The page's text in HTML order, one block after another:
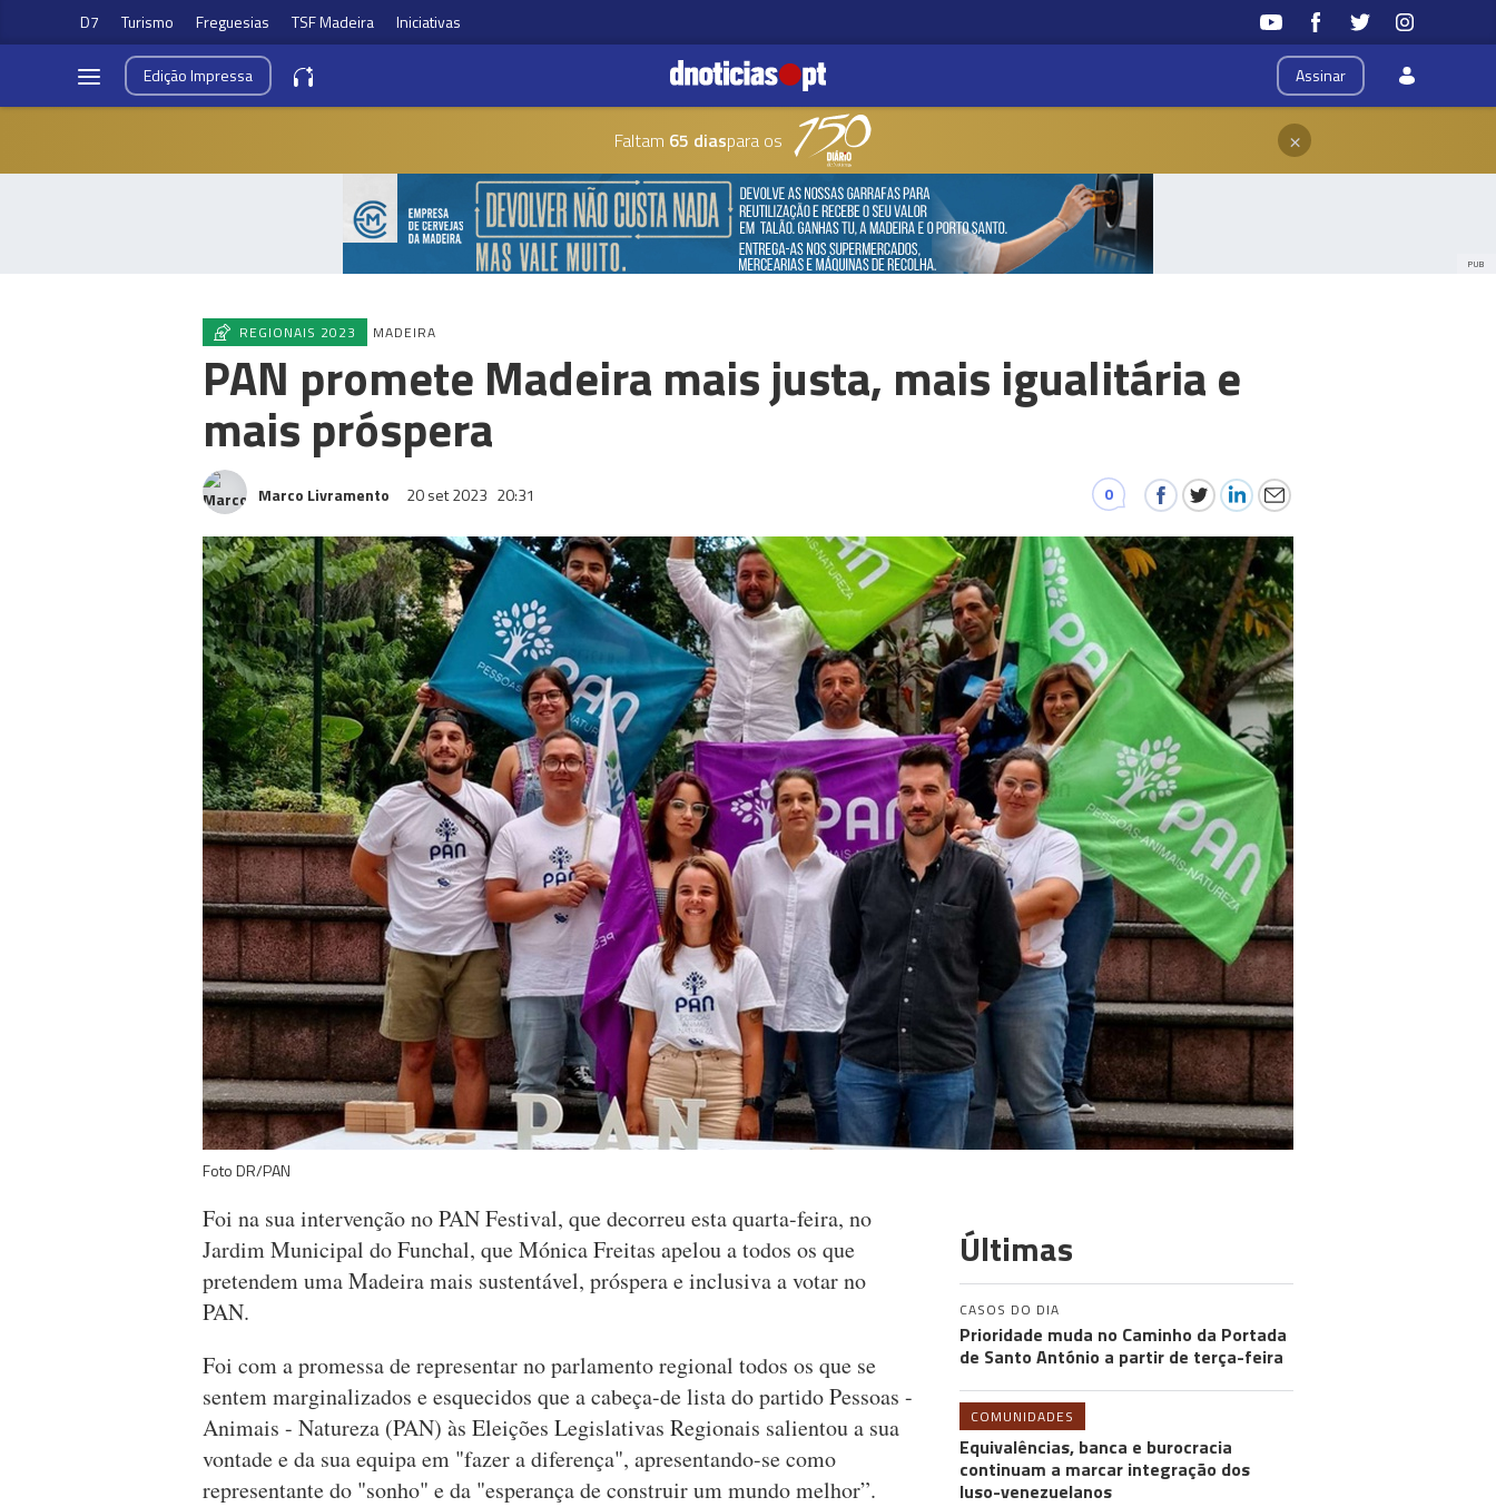
D7 Turismo Freguesias TSF Madeira Iniciativas
Assinar
EdiçãoImpressa
Faltam 65 diaspara os ×
PUB
REGIONAIS 2023 MADEIRA
PAN promete Madeira mais justa, mais igualitária e
mais próspera
Marco Livramento 20 set 2023 20:31 0
Foto DR/PAN
Foi na sua intervenção no PAN Festival, que decorreu esta quarta-feira, no
Jardim Municipal do Funchal, que Mónica Freitas apelou a todos os que
pretendem uma Madeira mais sustentável, próspera e inclusiva a votar no
PAN.
Foi com a promessa de representar no parlamento regional todos os que se
sentem marginalizados e esquecidos que a cabeça-de lista do partido Pessoas -
Animais - Natureza (PAN) às Eleições Legislativas Regionais salientou a sua
vontade e da sua equipa em "fazer a diferença", apresentando-se como
representante do "sonho" e da "esperança de construir um mundo melhor”.
Últimas
CASOS DO DIA
Prioridade muda no Caminho da Portada
de Santo António a partir de terça-feira
COMUNIDADES
Equivalências, banca e burocracia
continuam a marcar integração dos
luso-venezuelanos